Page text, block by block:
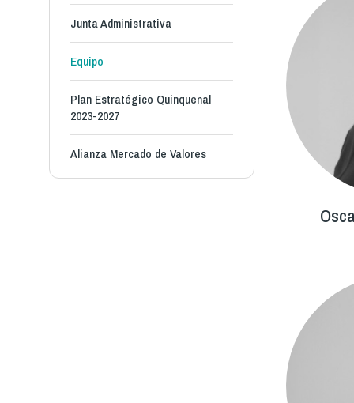
Junta Administrativa
Equipo
Plan Estratégico Quinquenal
2023-2027
Alianza Mercado de Valores